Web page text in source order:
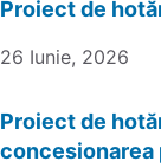
Proiect de
26 Iunie, 2026
Proiect de